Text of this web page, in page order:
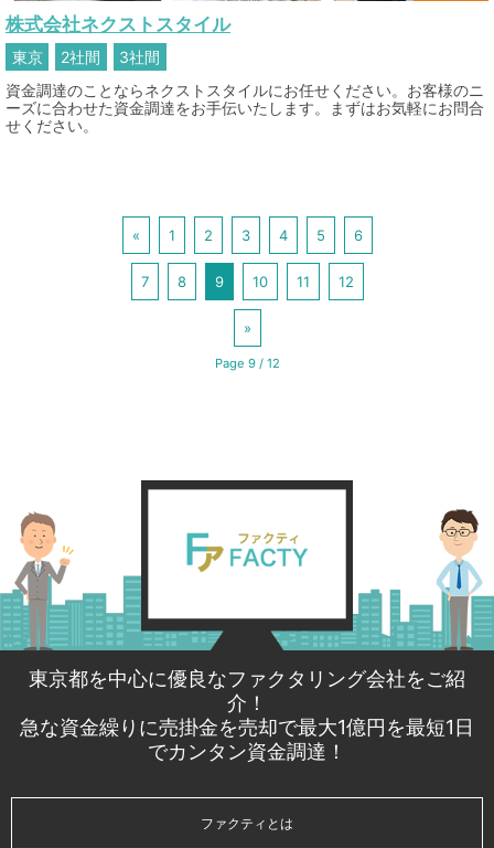
株式会社ネクストスタイル
東京 2社間
3社間
資金調達のことならネクストスタイルにお任せください。お客様のニ
ーズに合わせた資金調達をお手伝いたします。まずはお気軽にお問合
せください。
« 1 2 3 4 5 6
7 8 9 10 11 12
»
Page 9 / 12
東京都を中心に優良なファクタリング会社をご紹
介！
急な資金繰りに売掛金を売却で最大1億円を最短1日
でカンタン資金調達！
ファクティとは